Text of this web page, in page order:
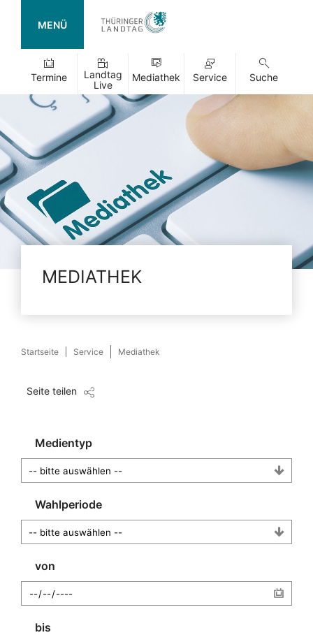
MENÜ
Termine
Landtag
Live
Mediathek Service Suche
MEDIATHEK
Startseite Service Mediathek
Seite teilen
Medientyp
Wahlperiode
von
bis